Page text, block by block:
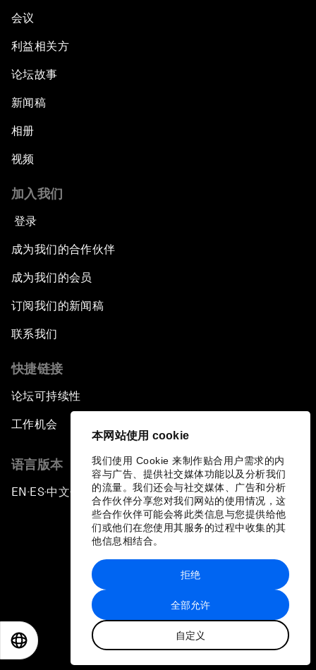
本网站使用 cookie
我们使用 Cookie 来制作贴合用户需求的内
容与广告、提供社交媒体功能以及分析我们
的流量。我们还会与社交媒体、广告和分析
合作伙伴分享您对我们网站的使用情况，这
些合作伙伴可能会将此类信息与您提供给他
们或他们在您使用其服务的过程中收集的其
他信息相结合。
全部允许
自定义
拒绝
会议
利益相关方
论坛故事
新闻稿
相册
视频
加入我们
登录
成为我们的合作伙伴
成为我们的会员
订阅我们的新闻稿
联系我们
快捷链接
论坛可持续性
工作机会
语言版本
EN ▪ ES▪中文▪ 日本語
站点地图
世界经济论坛